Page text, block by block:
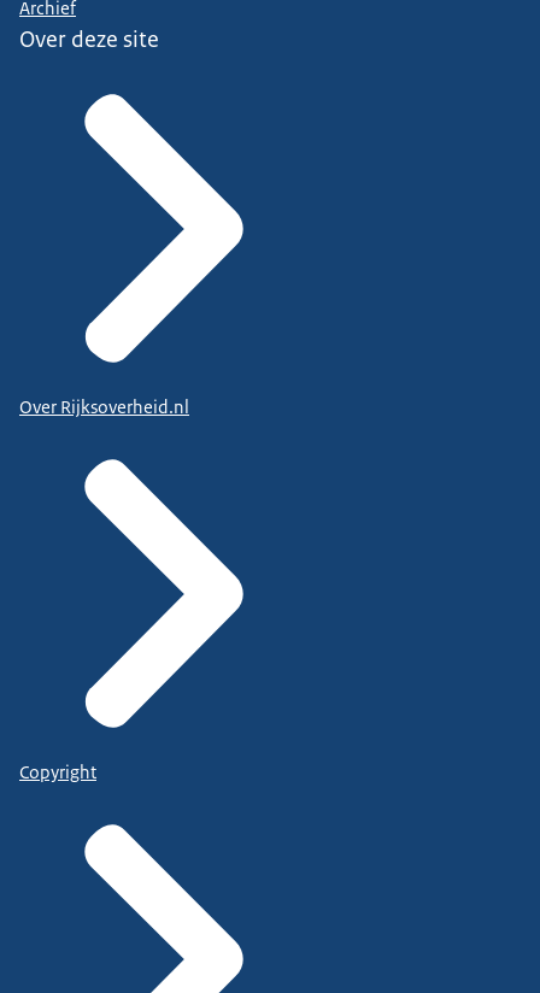
Archief
Over deze site
Over Rijksoverheid.nl
Copyright